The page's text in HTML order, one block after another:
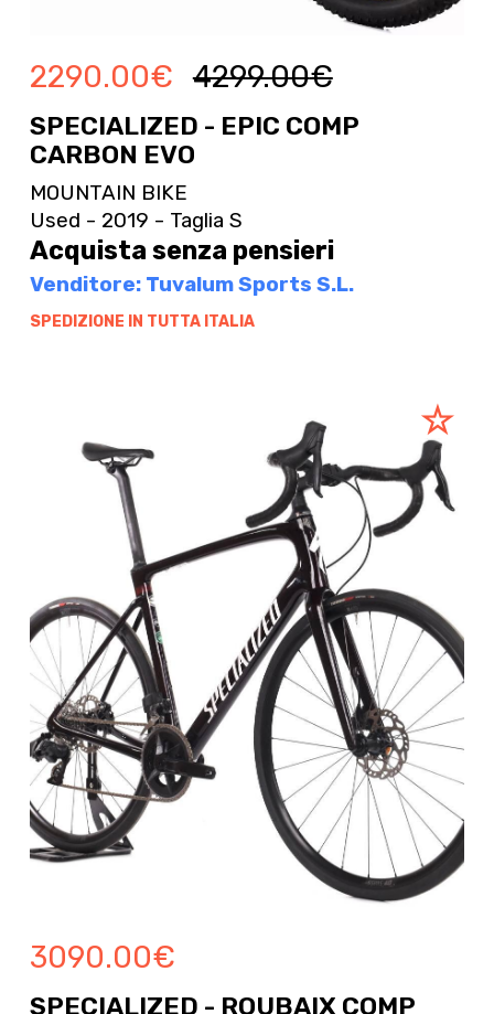
2290.00€ 4299.00€
SPECIALIZED - EPIC COMP
CARBON EVO
MOUNTAIN BIKE
Used - 2019 - Taglia S
Acquista senza pensieri
Venditore: Tuvalum Sports S.L.
SPEDIZIONE IN TUTTA ITALIA
3090.00€
SPECIALIZED - ROUBAIX COMP